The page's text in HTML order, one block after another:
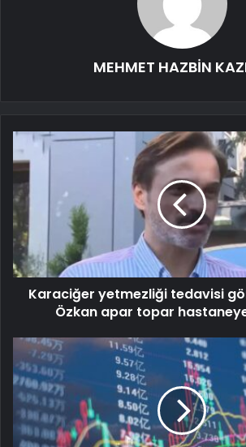
MEHMET HAZBİN
Karaciğer yetmezliği tedavisi
Özkan apar topar hastaneye